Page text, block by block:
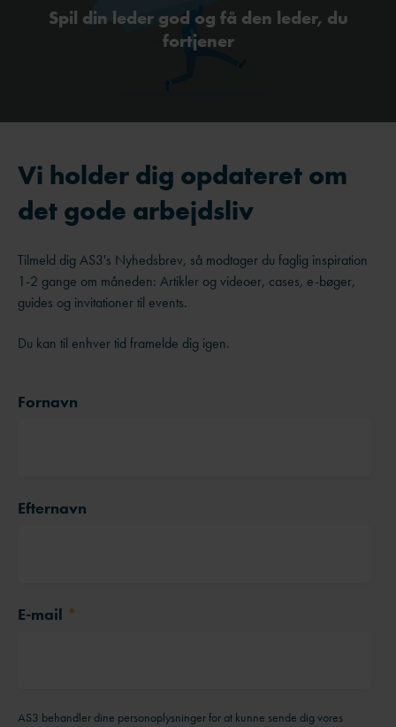
Spil din leder god og få den leder, du
fortjener
Vi holder dig opdateret om
det gode arbejdsliv
Tilmeld dig AS3's Nyhedsbrev, så modtager du faglig inspiration
1-2 gange om måneden: Artikler og videoer, cases, e-bøger,
guides og invitationer til events.
Du kan til enhver tid framelde dig igen.
Fornavn
Efternavn
E-mail *
AS3 behandler dine personoplysninger for at kunne sende dig vores